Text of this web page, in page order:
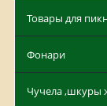
Товары для
Фонари
Чучела ,шкуры